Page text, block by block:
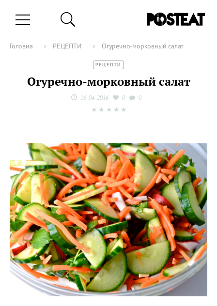
Головна › РЕЦЕПТИ › Огуречно-морковный салат
РЕЦЕПТИ
Огуречно-морковный салат
16-04-2016 0 0
★
★
★
★
★